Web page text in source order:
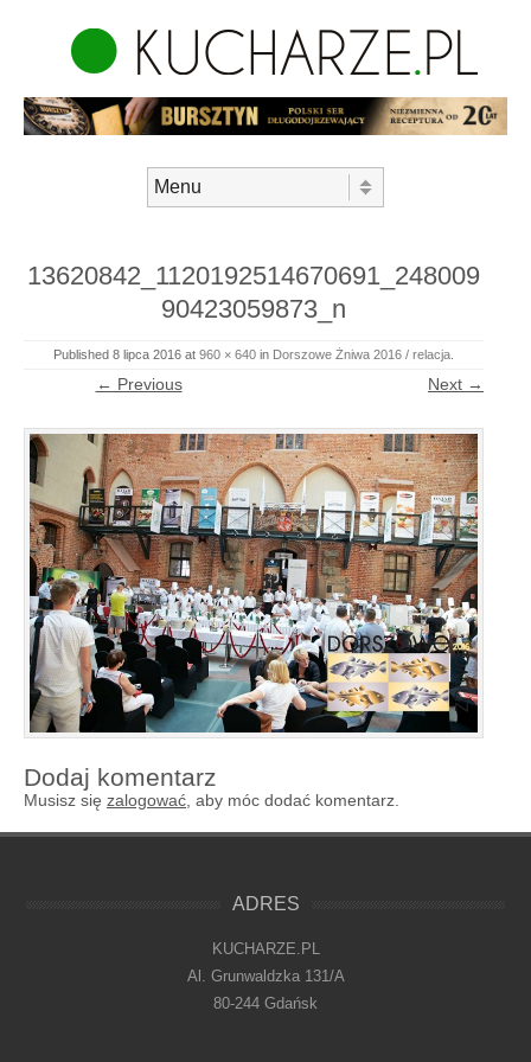
13620842_1120192514670691_248009
90423059873_n
Published 8 lipca 2016 at 960 × 640 in Dorszowe Żniwa 2016 / relacja
← Previous Next →
Dodaj komentarz
Musisz się zalogować , aby móc dodać komentarz.
ADRES
KUCHARZE.PL
Al. Grunwaldzka 131/A
80-244 Gdańsk